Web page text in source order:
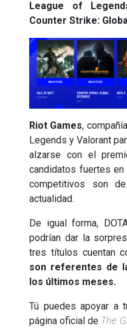
League of
Counter Strike:
Riot Games,
Legends y Valorant
alzarse con el
candidatos fuertes
competitivos son
actualidad.
De igual forma,
podrían dar la
tres títulos cuentan
son referentes de
los últimos meses.
Tú puedes apoyar a
página oficial de The